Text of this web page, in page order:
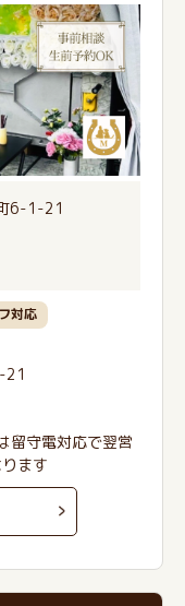
6-1-21
対応
21
守電対応で翌営
ます